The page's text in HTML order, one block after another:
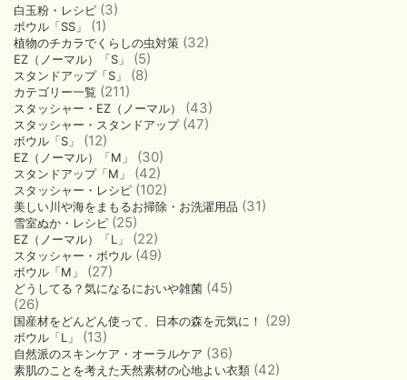
白玉粉・レシピ (3)
ボウル「SS」 (1)
植物のチカラでくらしの虫対策 (32)
EZ（ノーマル）「S」 (5)
スタンドアップ「S」 (8)
カテゴリー一覧 (211)
スタッシャー・EZ（ノーマル） (43)
スタッシャー・スタンドアップ(47)
ボウル「S」 (12)
EZ（ノーマル）「M」 (30)
スタンドアップ「M」 (42)
スタッシャー・レシピ (102)
美しい川や海をまもるお掃除・お洗濯用品 (31)
雪室ぬか・レシピ (25)
EZ（ノーマル）「L」 (22)
スタッシャー・ボウル (49)
ボウル「M」 (27)
どうしてる？気になるにおいや雑菌 (45)
(26)
国産材をどんどん使って、日本の森を元気に！ (29)
ボウル「L」 (13)
自然派のスキンケア・オーラルケア (36)
素肌のことを考えた天然素材の心地よい衣類 (42)